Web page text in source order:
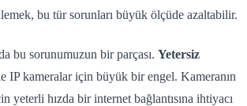
bu tür sorunları büyük ölçüde azaltabilir.
bu sorunumuzun bir parçası. Yetersiz
IP kameralar için büyük bir engel. Kameranın
yeterli hızda bir internet bağlantısına ihtiyacı